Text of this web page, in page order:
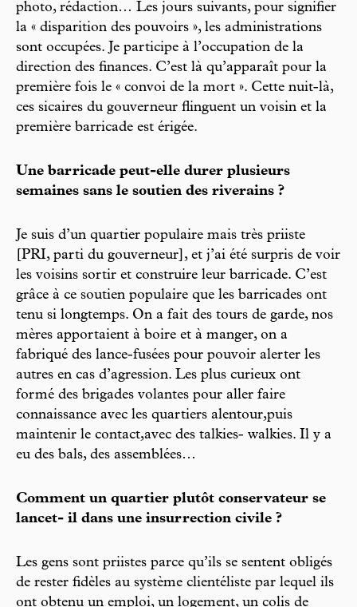
photo, rédaction… Les jours suivants, pour signifier
la « disparition des pouvoirs », les administrations
sont occupées. Je participe à l’occupation de la
direction des finances. C’est là qu’apparaît pour la
première fois le « convoi de la mort ». Cette nuit-là,
ces sicaires du gouverneur flinguent un voisin et la
première barricade est érigée.
Une barricade peut-elle durer plusieurs
semaines sans le soutien des riverains ?
Je suis d’un quartier populaire mais très priiste
[PRI, parti du gouverneur], et j’ai été surpris de voir
les voisins sortir et construire leur barricade. C’est
grâce à ce soutien populaire que les barricades ont
tenu si longtemps. On a fait des tours de garde, nos
mères apportaient à boire et à manger, on a
fabriqué des lance-fusées pour pouvoir alerter les
autres en cas d’agression. Les plus curieux ont
formé des brigades volantes pour aller faire
connaissance avec les quartiers alentour,puis
maintenir le contact,avec des talkies- walkies. Il y a
eu des bals, des assemblées…
Comment un quartier plutôt conservateur se
lancet- il dans une insurrection civile ?
Les gens sont priistes parce qu’ils se sentent obligés
de rester fidèles au système clientéliste par lequel ils
ont obtenu un emploi, un logement, un colis de